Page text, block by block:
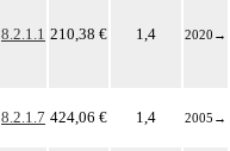
8.2.1.1 210,38 € 1,4 2020 →
8.2.1.7 424,06 € 1,4 2005 →